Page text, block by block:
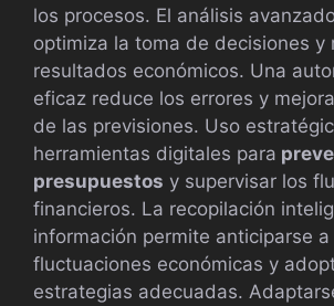
los procesos. El análisis
optimiza la toma de decisiones y
resultados económicos. Una
eficaz reduce los errores y
de las previsiones. Uso
herramientas digitales para
presupuestos y supervisar los
financieros. La recopilación
información permite anticiparse a
fluctuaciones económicas y
estrategias adecuadas.